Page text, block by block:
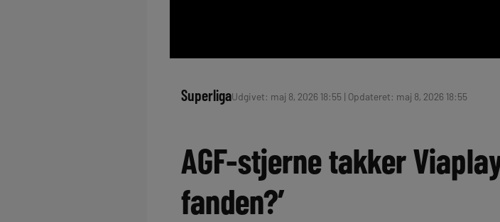
SuperligaUdgivet: maj 8, 2026 18:55 | Opdateret: maj 8, 2026 18:55
AGF-stjerne takker
fanden?’